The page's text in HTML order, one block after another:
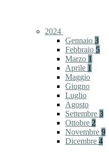
2024
Gennaio 3
Febbraio 5
Marzo 1
Aprile 1
Maggio
Giugno
Luglio
Agosto
Settembre 3
Ottobre 2
Novembre 9
Dicembre 4